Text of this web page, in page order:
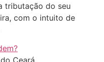
tributação do seu
com o intuito de